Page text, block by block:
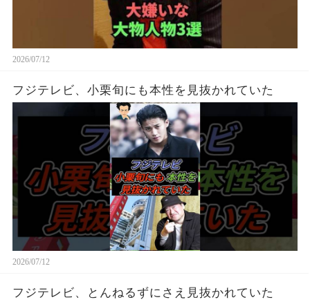
2026/07/12
フジテレビ、小栗旬にも本性を見抜かれていた
2026/07/12
フジテレビ、とんねるずにさえ見抜かれていた